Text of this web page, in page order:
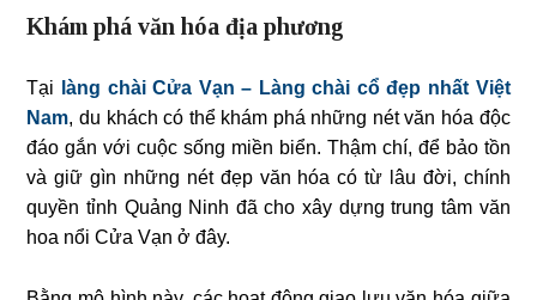
Khám phá văn hóa địa phương
Tại làng chài Cửa Vạn – Làng chài cổ đẹp nhất Việt
Nam, du khách có thể khám phá những nét văn hóa độc
đáo gắn với cuộc sống miền biển. Thậm chí, để bảo tồn
và giữ gìn những nét đẹp văn hóa có từ lâu đời, chính
quyền tỉnh Quảng Ninh đã cho xây dựng trung tâm văn
hoa nổi Cửa Vạn ở đây.